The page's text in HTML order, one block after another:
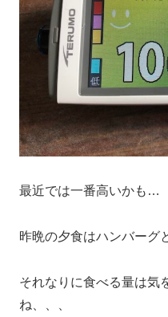
最近では一番高いかも…
昨晩の夕食はハンバーグ
それなりに食べる量は気
ね、、、